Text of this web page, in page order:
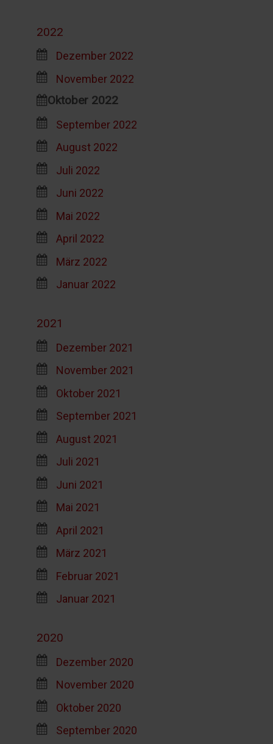
2022
Dezember 2022
November 2022
Oktober 2022
September 2022
August 2022
Juli 2022
Juni 2022
Mai 2022
April 2022
März 2022
Januar 2022
2021
Dezember 2021
November 2021
Oktober 2021
September 2021
August 2021
Juli 2021
Juni 2021
Mai 2021
April 2021
März 2021
Februar 2021
Januar 2021
2020
Dezember 2020
November 2020
Oktober 2020
September 2020